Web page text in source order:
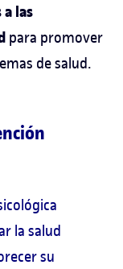
las
para promover
de salud.
la salud
su